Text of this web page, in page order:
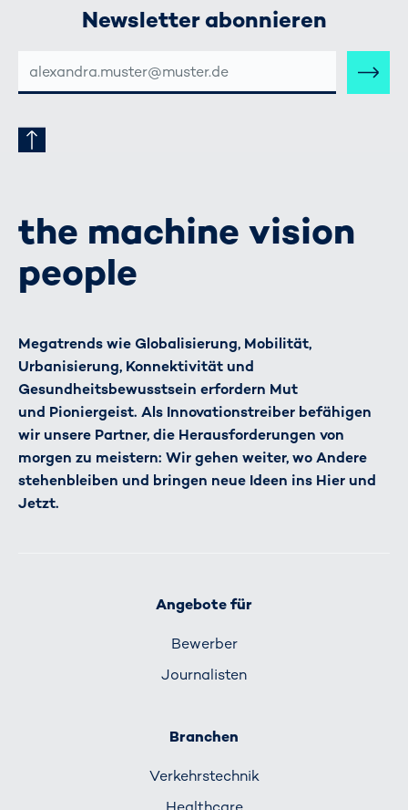
Newsletter abonnieren
MAIL-
ADRESSE
the machine vision
people
Megatrends wie Globalisierung, Mobilität,
Urbanisierung, Konnektivität und
Gesundheitsbewusstsein erfordern Mut
und Pioniergeist. Als Innovationstreiber befähigen
wir unsere Partner, die Herausforderungen von
morgen zu meistern: Wir gehen weiter, wo Andere
stehenbleiben und bringen neue Ideen ins Hier und
Jetzt.
Angebote für
Bewerber
Journalisten
Branchen
Verkehrs­technik